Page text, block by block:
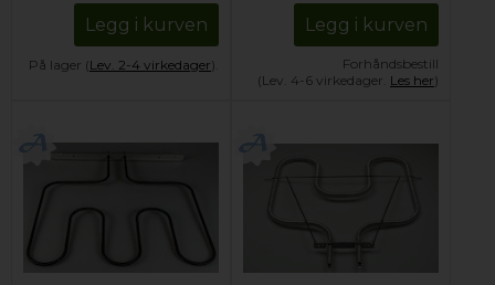
Legg i kurven
På lager (Lev. 2-4 virkedager).
Legg i kurven
Forhåndsbestill
(Lev. 4-6 virkedager. Les her)